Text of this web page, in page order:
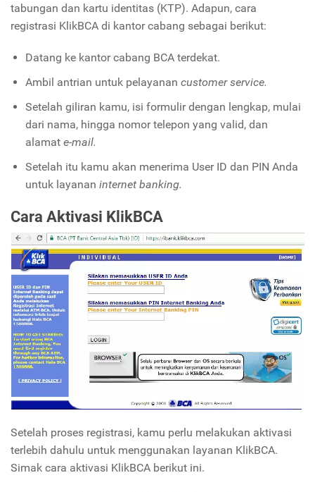
tabungan dan kartu identitas (KTP). Adapun, cara
registrasi KlikBCA di kantor cabang sebagai berikut:
Datang ke kantor cabang BCA terdekat.
Ambil antrian untuk pelayanan customer service.
Setelah giliran kamu, isi formulir dengan lengkap, mulai
dari nama, hingga nomor telepon yang valid, dan
alamat e-mail.
Setelah itu kamu akan menerima User ID dan PIN Anda
untuk layanan internet banking.
Cara Aktivasi KlikBCA
Setelah proses registrasi, kamu perlu melakukan aktivasi
terlebih dahulu untuk menggunakan layanan KlikBCA.
Simak cara aktivasi KlikBCA berikut ini.